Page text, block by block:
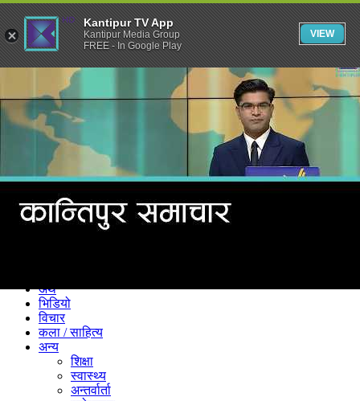
अर्थ
भिडियो
विचार
कला / साहित्य
अन्य
शिक्षा
स्वास्थ्य
अन्तर्वार्ता
Kantipur TV App
Kantipur Media Group
FREE - In Google Play
VIEW